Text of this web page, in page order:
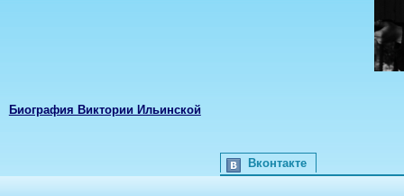
Биография Виктории Ильинской
Вконтакте